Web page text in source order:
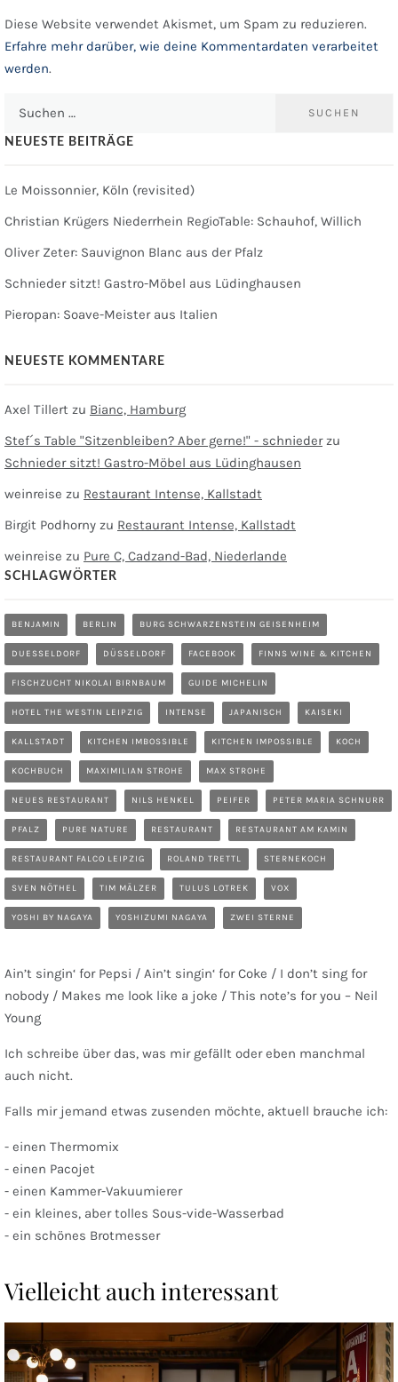
Diese Website verwendet Akismet, um Spam zu reduzieren.
Erfahre mehr darüber, wie deine Kommentardaten verarbeitet
werden.
NEUESTE BEITRÄGE
Le Moissonnier, Köln (revisited)
Christian Krügers Niederrhein RegioTable: Schauhof, Willich
Oliver Zeter: Sauvignon Blanc aus der Pfalz
Schnieder sitzt! Gastro-Möbel aus Lüdinghausen
Pieropan: Soave-Meister aus Italien
NEUESTE KOMMENTARE
Axel Tillert zu Bianc, Hamburg
Stef´s Table "Sitzenbleiben? Aber gerne!" - schniederzu
Schnieder sitzt! Gastro-Möbel aus Lüdinghausen
weinreise zu Restaurant Intense, Kallstadt
Birgit Podhorny zu Restaurant Intense, Kallstadt
weinreise zu Pure C, Cadzand-Bad, Niederlande
SCHLAGWÖRTER
BENJAMIN BERLIN BURG SCHWARZENSTEIN GEISENHEIM
DUESSELDORF DÜSSELDORF FACEBOOK FINNS WINE & KITCHEN
FISCHZUCHT NIKOLAI BIRNBAUM GUIDE MICHELIN
HOTEL THE WESTIN LEIPZIG INTENSE JAPANISCH KAISEKI
KALLSTADT KITCHEN IMBOSSIBLE KITCHEN IMPOSSIBLE KOCH
KOCHBUCH MAXIMILIAN STROHE MAX STROHE
NEUES RESTAURANT NILS HENKEL PEIFER PETER MARIA SCHNURR
PFALZ PURE NATURE RESTAURANT RESTAURANT AM KAMIN
RESTAURANT FALCO LEIPZIG ROLAND TRETTL STERNEKOCH
SVEN NÖTHEL TIM MÄLZER TULUS LOTREK VOX
YOSHI BY NAGAYA YOSHIZUMI NAGAYA ZWEI STERNE
Ain’t singin‘ for Pepsi / Ain’t singin‘ for Coke / I don’t sing for
nobody / Makes me look like a joke / This note’s for you – Neil
Young
Ich schreibe über das, was mir gefällt oder eben manchmal
auch nicht.
Falls mir jemand etwas zusenden möchte, aktuell brauche ich:
- einen Thermomix
- einen Pacojet
- einen Kammer-Vakuumierer
- ein kleines, aber tolles Sous-vide-Wasserbad
- ein schönes Brotmesser
Vielleicht auch interessant